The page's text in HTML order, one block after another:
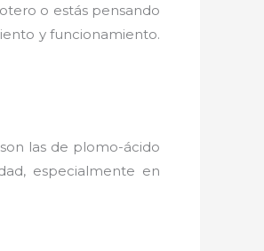
o estás pensando
y funcionamiento.
las de plomo-ácido
especialmente en